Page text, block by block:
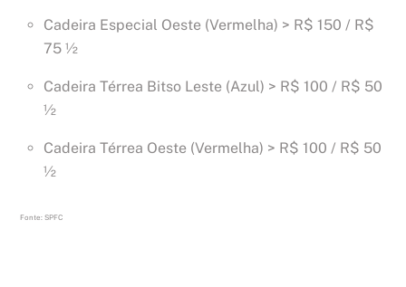
Cadeira Especial Oeste (Vermelha) > R$ 150 / R$
75 ½
Cadeira Térrea Bitso Leste (Azul) > R$ 100 / R$ 50
½
Cadeira Térrea Oeste (Vermelha) > R$ 100 / R$ 50
½
Fonte: SPFC